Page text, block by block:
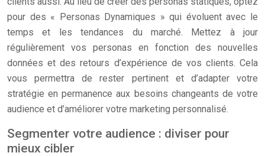
pour des « Personas Dynamiques » qui évoluent avec le
temps et les tendances du marché. Mettez à jour
régulièrement vos personas en fonction des nouvelles
données et des retours d’expérience de vos clients. Cela
vous permettra de rester pertinent et d’adapter votre
stratégie en permanence aux besoins changeants de votre
audience et d’améliorer votre marketing personnalisé.
Segmenter votre audience : diviser pour
mieux cibler